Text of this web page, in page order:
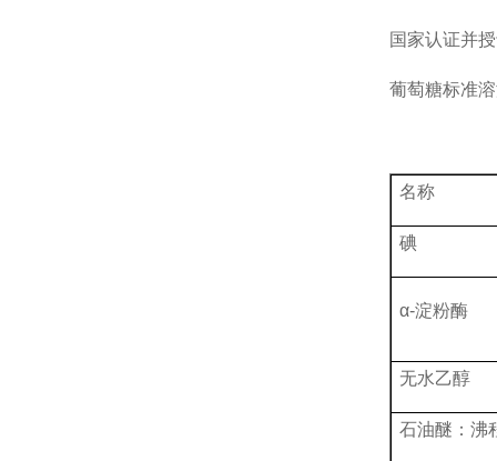
国家认证并
葡萄糖标准
名称
碘
α-淀粉酶
无水乙醇
石油醚：沸